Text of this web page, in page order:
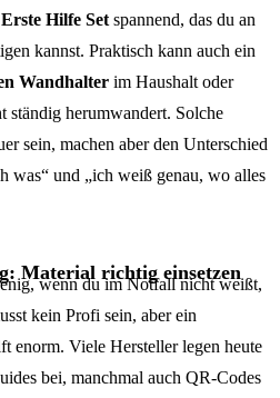
Hilfe Set spannend, das du an
kannst. Praktisch kann auch ein
Wandhalter im Haushalt oder
ständig herumwandert. Solche
sein, machen aber den Unterschied
was“ und „ich weiß genau, wo alles
Material richtig einsetzen
wenn du im Notfall nicht weißt,
kein Profi sein, aber ein
enorm. Viele Hersteller legen heute
bei, manchmal auch QR-Codes